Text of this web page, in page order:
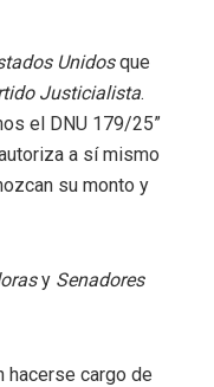
Unidosque
Justicialista.
el DNU 179/25”
a sí mismo
su monto y
y Senadores
hacerse cargo de